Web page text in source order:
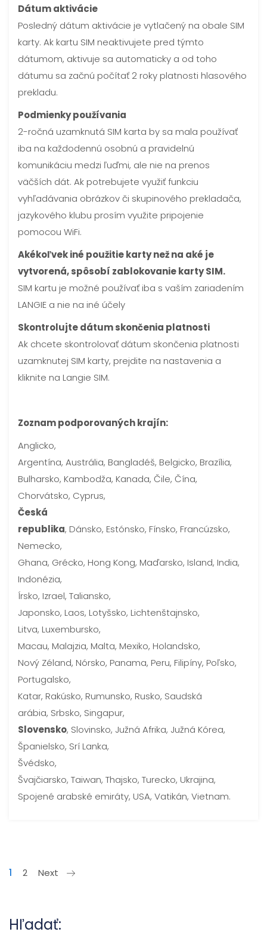
Dátum aktivácie
Posledný dátum aktivácie je vytlačený na obale SIM
karty. Ak kartu SIM neaktivujete pred týmto
dátumom, aktivuje sa automaticky a od toho
dátumu sa začnú počítať 2 roky platnosti hlasového
prekladu.
Podmienky používania
2-ročná uzamknutá SIM karta by sa mala používať
iba na každodennú osobnú a pravidelnú
komunikáciu medzi ľuďmi, ale nie na prenos
väčších dát. Ak potrebujete využiť funkciu
vyhľadávania obrázkov či skupinového prekladača,
jazykového klubu prosím využite pripojenie
pomocou WiFi.
Akékoľvek iné použitie karty než na aké je
vytvorená, spôsobí zablokovanie karty SIM.
SIM kartu je možné používať iba s vaším zariadením
LANGIE a nie na iné účely
Skontrolujte dátum skončenia platnosti
Ak chcete skontrolovať dátum skončenia platnosti
uzamknutej SIM karty, prejdite na nastavenia a
kliknite na Langie SIM.
Zoznam podporovaných krajín:
Anglicko,
Argentína, Austrália, Bangladéš, Belgicko, Brazília,
Bulharsko, Kambodža, Kanada, Čile, Čína,
Chorvátsko, Cyprus,
Česká
republika, Dánsko, Estónsko, Fínsko, Francúzsko,
Nemecko,
Ghana, Grécko, Hong Kong, Maďarsko, Island, India,
Indonézia,
Írsko, Izrael, Taliansko,
Japonsko, Laos, Lotyšsko, Lichtenštajnsko,
Litva, Luxembursko,
Macau, Malajzia, Malta, Mexiko, Holandsko,
Nový Zéland, Nórsko, Panama, Peru, Filipíny, Poľsko,
Portugalsko,
Katar, Rakúsko, Rumunsko, Rusko, Saudská
arábia, Srbsko, Singapur,
Slovensko, Slovinsko, Južná Afrika, Južná Kórea,
Španielsko, Srí Lanka,
Švédsko,
Švajčiarsko, Taiwan, Thajsko, Turecko, Ukrajina,
Spojené arabské emiráty, USA, Vatikán, Vietnam.
1 2 Next
Hľadať: